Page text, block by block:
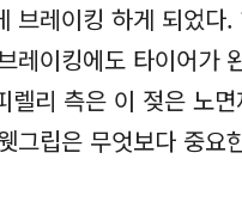
레이킹 하게 되었다
이킹에도 타이어가
리 측은 이 젖은 노
립은 무엇보다 중요